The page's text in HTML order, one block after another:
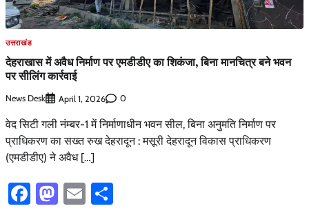
उत्तराखंड
देहराखास में अवैध निर्माण पर एमडीडीए का शिकंजा, बिना मानचित्र बने भवन
पर सीलिंग कार्रवाई
News Desk April 1, 2026 0
वेद सिटी गली नंम्बर-1 में निर्माणाधीन भवन सील, बिना अनुमति निर्माण पर
प्राधिकरण का सख्त रुख देहरादून : मसूरी देहरादून विकास प्राधिकरण
(एमडीडीए) ने अवैध […]
Facebook
Mastodon
Email